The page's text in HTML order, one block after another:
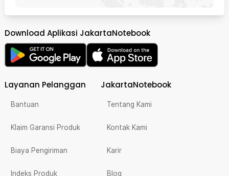
Download Aplikasi JakartaNotebook
Layanan Pelanggan
Bantuan
Klaim Garansi Produk
Biaya Pengiriman
Indeks Produk
JakartaNotebook
Tentang Kami
Kontak Kami
Karir
Blog